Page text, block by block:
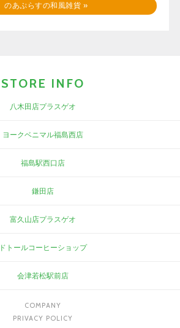
のあぷらすの和風雑貨 »
STORE INFO
八木田店プラスゲオ
ヨークベニマル福島西店
福島駅西口店
鎌田店
富久山店プラスゲオ
ドトールコーヒーショップ
会津若松駅前店
COMPANY
PRIVACY POLICY